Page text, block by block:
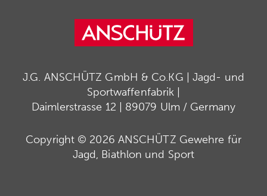
J.G. ANSCHÜTZ GmbH & Co.KG | Jagd- und
Sportwaffenfabrik |
Daimlerstrasse 12 | 89079 Ulm / Germany
Copyright © 2026 ANSCHÜTZ Gewehre für
Jagd, Biathlon und Sport